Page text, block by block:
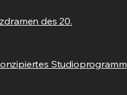
des 20.
Studioprogramm